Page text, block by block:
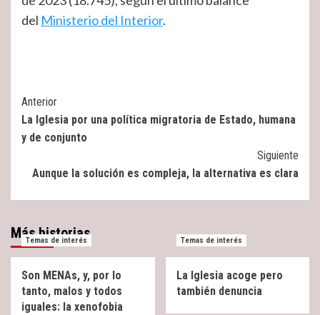
del Ministerio del Interior.
Post
Navigation
Anterior
La Iglesia por una política migratoria de Estado, humana
y de conjunto
Siguiente
Aunque la solución es compleja, la alternativa es clara
Más historias
Temas de interés
Son MENAs, y, por lo
tanto, malos y todos
iguales: la xenofobia
Temas de interés
La Iglesia acoge pero
también denuncia